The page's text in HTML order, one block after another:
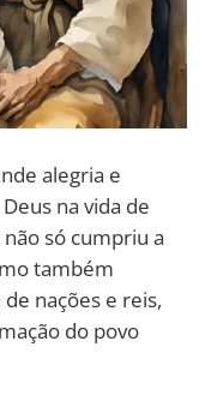
alegria e
na vida de
só cumpriu a
também
nações e reis,
do povo